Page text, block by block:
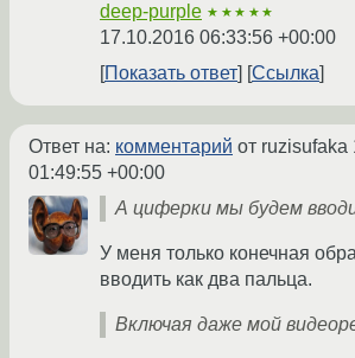
deep-purple ★★★★★
17.10.2016 06:33:56 +00:00
Показать ответ
Ссылка
Ответ на: комментарий от ruzisufaka
01:49:55 +00:00
А циферки мы будем
У меня только конечная
вводить как два пальца.
Включая даже мой